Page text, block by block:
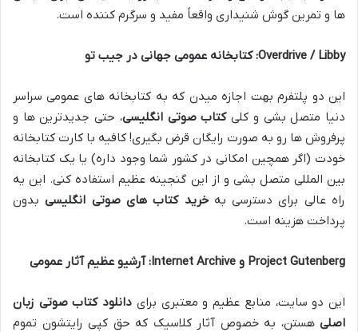
ها و تمرین گوش شنیداری واقعاً مفید و سرگرم کننده است.
Overdrive / Libby: کتابخانه عمومی جهانی در جیب تو
این دو پلتفرم بهت اجازه میدن که به کتابخانه های عمومی سراسر
دنیا متصل بشی و کلیکتاب صوتی انگلیسی، حتی جدیدترین ها و
پرفروش ها رو به صورت رایگان قرض بگیری! کافیه با کارت کتابخانه
خودت (اگر همچین امکانی در کشور شما وجود داره) یا یک کتابخانه
بین المللی متصل بشی و از این گنجینه عظیم استفاده کنی. این یه
راه عالی برای دسترسی بهخرید کتاب های صوتی انگلیسیبدون
پرداخت هزینه است.
Project Gutenberg و Internet Archive: آرشیو عظیم آثار عمومی
این دو سایت، منابع عظیم و معتبری برای دانلود کتاب صوتی زبان
اصلی هستن، به خصوص آثار کلاسیک که حق کپی رایتشون تموم